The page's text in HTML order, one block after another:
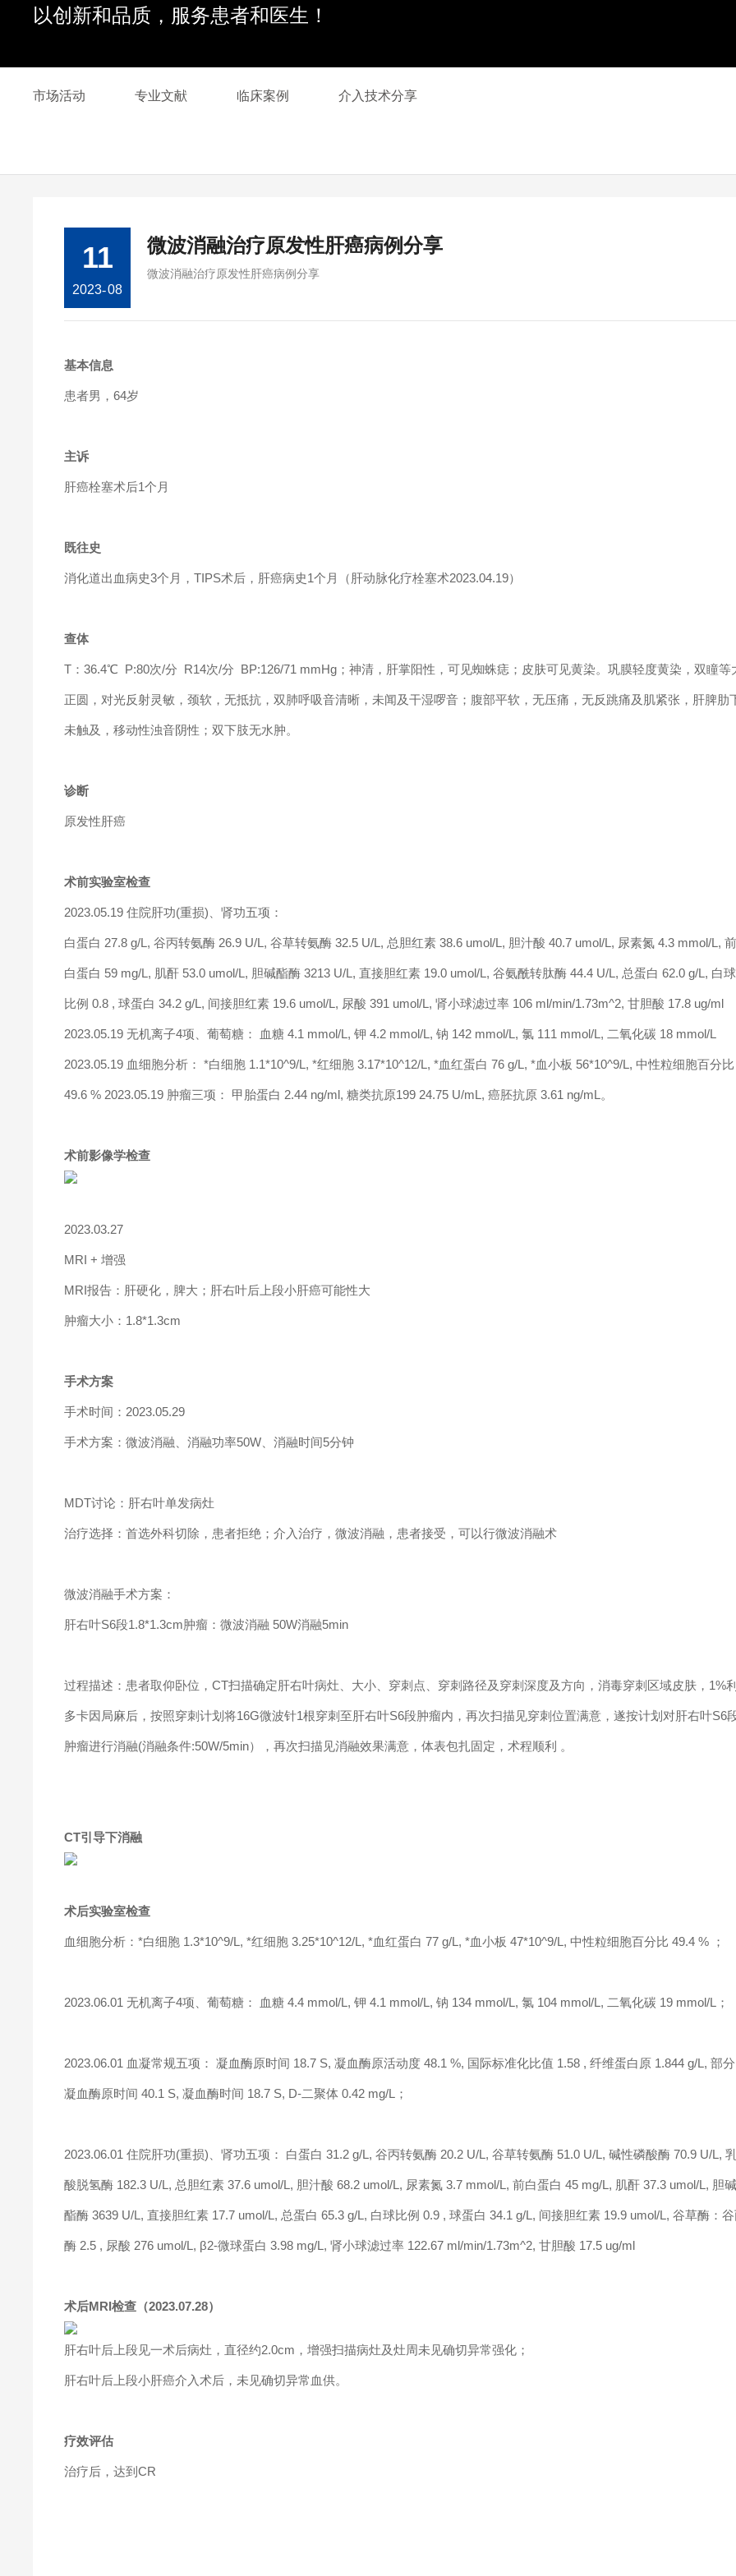
以创新和品质，服务患者和医生！
市场活动 专业文献 临床案例 介入技术分享
11
2023-08
微波消融治疗原发性肝癌病例分享
微波消融治疗原发性肝癌病例分享
基本信息
患者男，64岁
主诉
肝癌栓塞术后1个月
既往史
消化道出血病史3个月，TIPS术后，肝癌病史1个月（肝动脉化疗栓塞术2023.04.19）
查体
T：36.4℃ P:80次/分 R14次/分 BP:126/71 mmHg；神清，肝掌阳性，可见蜘蛛痣；皮肤可见黄染。巩膜轻度黄染，双瞳等
正圆，对光反射灵敏，颈软，无抵抗，双肺呼吸音清晰，未闻及干湿啰音；腹部平软，无压痛，无反跳痛及肌紧张，肝脾肋
未触及，移动性浊音阴性；双下肢无水肿。
诊断
原发性肝癌
术前实验室检查
2023.05.19 住院肝功(重损)、肾功五项：
白蛋白 27.8 g/L, 谷丙转氨酶 26.9 U/L, 谷草转氨酶 32.5 U/L, 总胆红素 38.6 umol/L, 胆汁酸 40.7 umol/L, 尿素氮 4.3 mmol/L,
白蛋白 59 mg/L, 肌酐 53.0 umol/L, 胆碱酯酶 3213 U/L, 直接胆红素 19.0 umol/L, 谷氨酰转肽酶 44.4 U/L, 总蛋白 62.0 g/L, 白球
比例 0.8 , 球蛋白 34.2 g/L, 间接胆红素 19.6 umol/L, 尿酸 391 umol/L, 肾小球滤过率 106 ml/min/1.73m^2, 甘胆酸 17.8 ug/ml
2023.05.19 无机离子4项、葡萄糖： 血糖 4.1 mmol/L, 钾 4.2 mmol/L, 钠 142 mmol/L, 氯 111 mmol/L, 二氧化碳 18 mmol/L
2023.05.19 血细胞分析： *白细胞 1.1*10^9/L, *红细胞 3.17*10^12/L, *血红蛋白 76 g/L, *血小板 56*10^9/L, 中性粒细胞百分比
49.6 % 2023.05.19 肿瘤三项： 甲胎蛋白 2.44 ng/ml, 糖类抗原199 24.75 U/mL, 癌胚抗原 3.61 ng/mL。
术前影像学检查
2023.03.27
MRI + 增强
MRI报告：肝硬化，脾大；肝右叶后上段小肝癌可能性大
肿瘤大小：1.8*1.3cm
手术方案
手术时间：2023.05.29
手术方案：微波消融、消融功率50W、消融时间5分钟
MDT讨论：肝右叶单发病灶
治疗选择：首选外科切除，患者拒绝；介入治疗，微波消融，患者接受，可以行微波消融术
微波消融手术方案：
肝右叶S6段1.8*1.3cm肿瘤：微波消融 50W消融5min
过程描述：患者取仰卧位，CT扫描确定肝右叶病灶、大小、穿刺点、穿刺路径及穿刺深度及方向，消毒穿刺区域皮肤，1%
多卡因局麻后，按照穿刺计划将16G微波针1根穿刺至肝右叶S6段肿瘤内，再次扫描见穿刺位置满意，遂按计划对肝右叶S6
肿瘤进行消融(消融条件:50W/5min），再次扫描见消融效果满意，体表包扎固定，术程顺利 。
CT引导下消融
术后实验室检查
血细胞分析：*白细胞 1.3*10^9/L, *红细胞 3.25*10^12/L, *血红蛋白 77 g/L, *血小板 47*10^9/L, 中性粒细胞百分比 49.4 % ；
2023.06.01 无机离子4项、葡萄糖： 血糖 4.4 mmol/L, 钾 4.1 mmol/L, 钠 134 mmol/L, 氯 104 mmol/L, 二氧化碳 19 mmol/L；
2023.06.01 血凝常规五项： 凝血酶原时间 18.7 S, 凝血酶原活动度 48.1 %, 国际标准化比值 1.58 , 纤维蛋白原 1.844 g/L, 部分
凝血酶原时间 40.1 S, 凝血酶时间 18.7 S, D-二聚体 0.42 mg/L；
2023.06.01 住院肝功(重损)、肾功五项： 白蛋白 31.2 g/L, 谷丙转氨酶 20.2 U/L, 谷草转氨酶 51.0 U/L, 碱性磷酸酶 70.9 U/L,
酸脱氢酶 182.3 U/L, 总胆红素 37.6 umol/L, 胆汁酸 68.2 umol/L, 尿素氮 3.7 mmol/L, 前白蛋白 45 mg/L, 肌酐 37.3 umol/L, 胆
酯酶 3639 U/L, 直接胆红素 17.7 umol/L, 总蛋白 65.3 g/L, 白球比例 0.9 , 球蛋白 34.1 g/L, 间接胆红素 19.9 umol/L, 谷草酶：
酶 2.5 , 尿酸 276 umol/L, β2-微球蛋白 3.98 mg/L, 肾小球滤过率 122.67 ml/min/1.73m^2, 甘胆酸 17.5 ug/ml
术后MRI检查（2023.07.28）
肝右叶后上段见一术后病灶，直径约2.0cm，增强扫描病灶及灶周未见确切异常强化；
肝右叶后上段小肝癌介入术后，未见确切异常血供。
疗效评估
治疗后，达到CR